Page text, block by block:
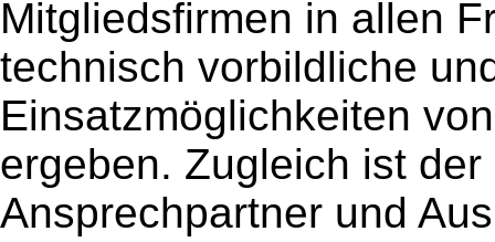
Mitgliedsfirmen in allen
technisch vorbildliche
Einsatzmöglichkeiten
ergeben. Zugleich ist
Ansprechpartner und